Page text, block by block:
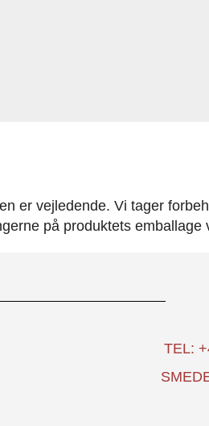
er vejledende. Vi tager
på produktets emballage
TEL: